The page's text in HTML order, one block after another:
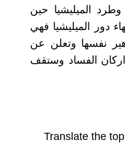
الميليشيا حين
دور الميليشيا فهي
نفسها وتعلن عن
اركان الفساد وستقف
Translate the